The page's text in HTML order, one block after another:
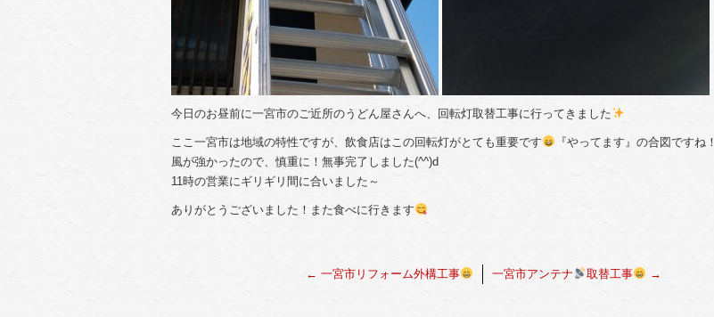
今日のお昼前に一宮市のご近所のうどん屋さんへ、回転灯取替工事に行ってきました
ここ一宮市は地域の特性ですが、飲食店はこの回転灯がとても重要です
『やってます』の合図ですね！
風が強かったので、慎重に！無事完了しました(^^)d
11時の営業にギリギリ間に合いました～
ありがとうございました！また食べに行きます
← 一宮市リフォーム外構工事 一宮市アンテナ 取替工事 →